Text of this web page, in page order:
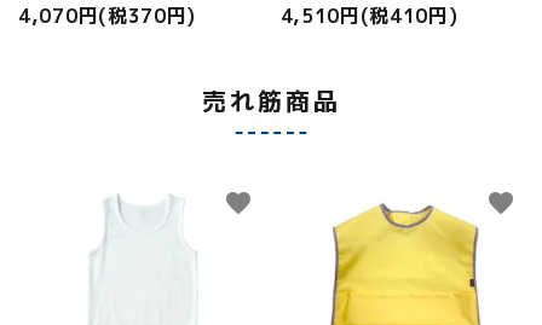
4,070円(税370円) 4,510円(税410円)
売れ筋商品
favorite favorite